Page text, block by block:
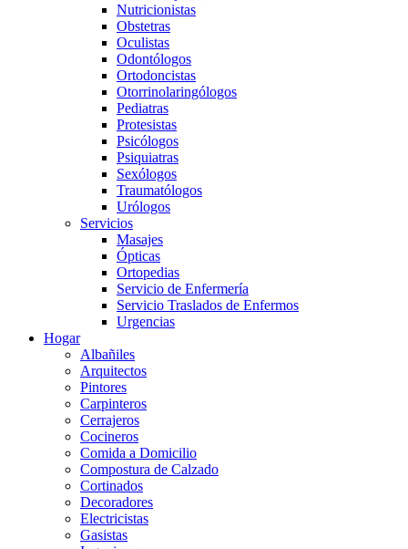
Nutricionistas
Obstetras
Oculistas
Odontólogos
Ortodoncistas
Otorrinolaringólogos
Pediatras
Protesistas
Psicólogos
Psiquiatras
Sexólogos
Traumatólogos
Urólogos
Servicios
Masajes
Ópticas
Ortopedias
Servicio de Enfermería
Servicio Traslados de Enfermos
Urgencias
Hogar
Albañiles
Arquitectos
Pintores
Carpinteros
Cerrajeros
Cocineros
Comida a Domicilio
Compostura de Calzado
Cortinados
Decoradores
Electricistas
Gasistas